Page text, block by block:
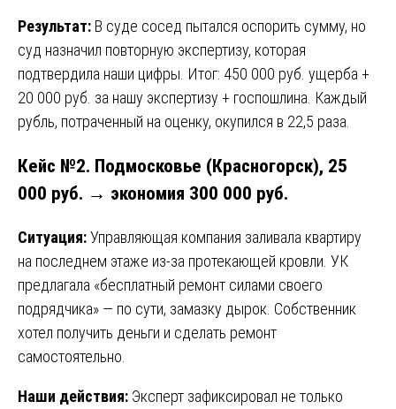
Результат: В суде сосед пытался оспорить сумму, но
суд назначил повторную экспертизу, которая
подтвердила наши цифры. Итог: 450 000 руб. ущерба +
20 000 руб. за нашу экспертизу + госпошлина. Каждый
рубль, потраченный на оценку, окупился в 22,5 раза.
Кейс №2. Подмосковье (Красногорск), 25
000 руб. → экономия 300 000 руб.
Ситуация:Управляющая компания заливала квартиру
на последнем этаже из-за протекающей кровли. УК
предлагала «бесплатный ремонт силами своего
подрядчика» — по сути, замазку дырок. Собственник
хотел получить деньги и сделать ремонт
самостоятельно.
Наши действия: Эксперт зафиксировал не только